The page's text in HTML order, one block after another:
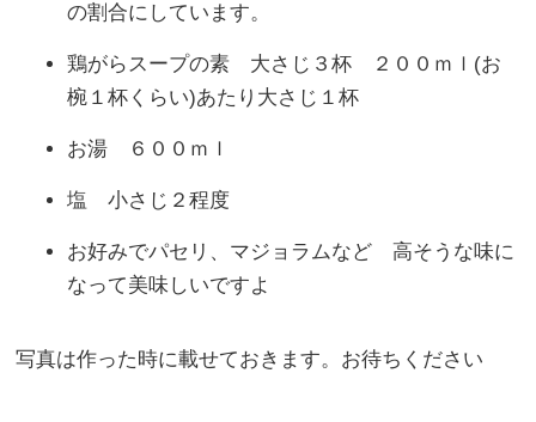
の割合にしています。
鶏がらスープの素 大さじ３杯 ２００ｍｌ(お
椀１杯くらい)あたり大さじ１杯
お湯 ６００ｍｌ
塩 小さじ２程度
お好みでパセリ、マジョラムなど 高そうな味に
なって美味しいですよ
写真は作った時に載せておきます。お待ちください